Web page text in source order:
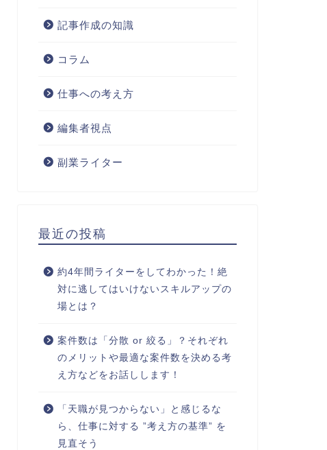
記事作成の知識
コラム
仕事への考え方
編集者視点
副業ライター
最近の投稿
約4年間ライターをしてわかった！絶
対に逃してはいけないスキルアップの
場とは？
案件数は「分散 or 絞る」？それぞれ
のメリットや最適な案件数を決める考
え方などをお話しします！
「天職が見つからない」と感じるな
ら、仕事に対する ”考え方の基準” を
見直そう